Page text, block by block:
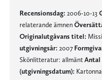
Recensionsdag: 2006-10-13
relaterande ämnen
Originalutgåvans titel:
utgivningsår: 2007
Skönlitteratur: allmäntAntal
(utgivningsdatum):